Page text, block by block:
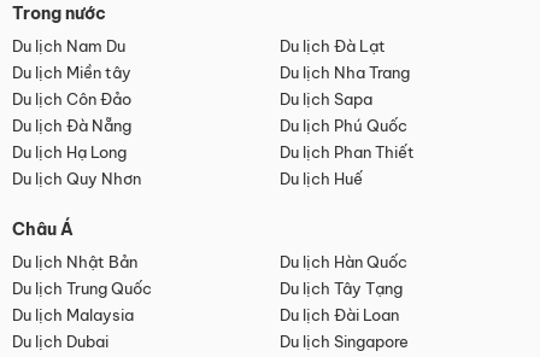
Trong nước
Du lịch Nam Du
Du lịch Đà Lạt
Du lịch Miền tây
Du lịch Nha Trang
Du lịch Côn Đảo
Du lịch Sapa
Du lịch Đà Nẵng
Du lịch Phú Quốc
Du lịch Hạ Long
Du lịch Phan Thiết
Du lịch Quy Nhơn
Du lịch Huế
Châu Á
Du lịch Nhật Bản
Du lịch Hàn Quốc
Du lịch Trung Quốc
Du lịch Tây Tạng
Du lịch Malaysia
Du lịch Đài Loan
Du lịch Dubai
Du lịch Singapore